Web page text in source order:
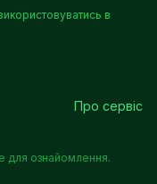
в
Про сервіс
для ознайомлення.